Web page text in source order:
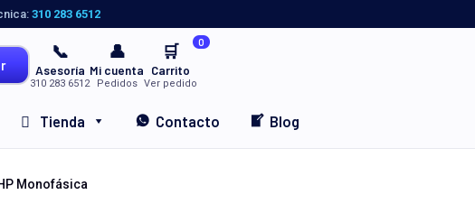
310 283 6512
📞
Asesoría
310 283 6512
👤
Mi cuenta
Pedidos
🛒 0
Carrito
Ver pedido
Tienda Contacto Blog
Monofásica